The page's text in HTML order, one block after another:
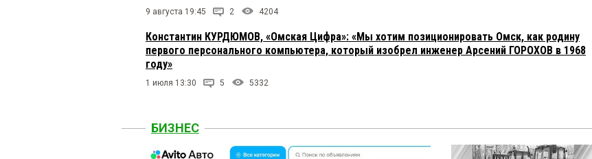
9 августа 19:45 2 4204
Константин КУРДЮМОВ, «Омская Цифра»: «Мы хотим позиционировать Омск, как родину
первого персонального компьютера, который изобрел инженер Арсений ГОРОХОВ в 1968
году»
1 июля 13:30 5 5332
БИЗНЕС